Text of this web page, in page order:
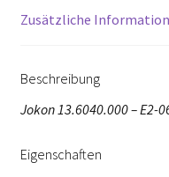
Zusätzliche
Beschreibung
Jokon 13.6040.000 – E2-
Eigenschaften